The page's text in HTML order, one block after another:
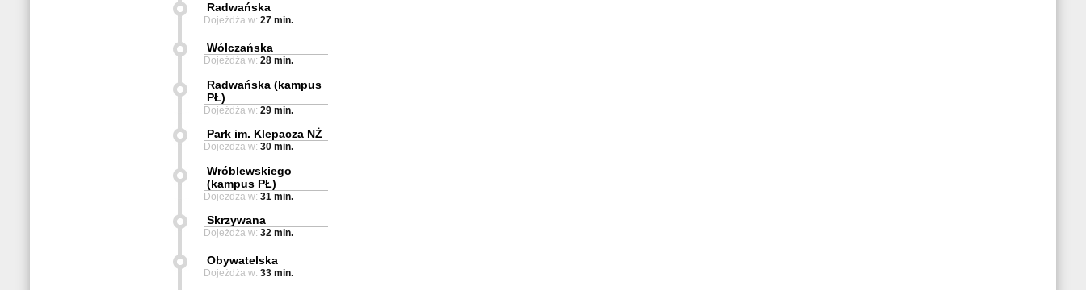
Radwańska
Dojeżdża w: 27 min.
Wólczańska
Dojeżdża w: 28 min.
Radwańska (kampus
PŁ)
Dojeżdża w: 29 min.
Park im. Klepacza NŻ
Dojeżdża w: 30 min.
Wróblewskiego
(kampus PŁ)
Dojeżdża w: 31 min.
Skrzywana
Dojeżdża w: 32 min.
Obywatelska
Dojeżdża w: 33 min.